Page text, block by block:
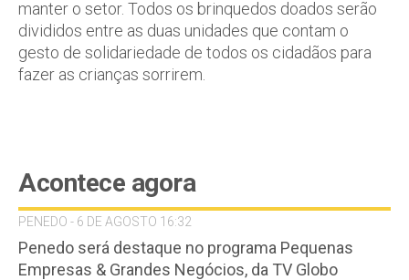
manter o setor. Todos os brinquedos doados serão
divididos entre as duas unidades que contam o
gesto de solidariedade de todos os cidadãos para
fazer as crianças sorrirem.
Acontece agora
PENEDO - 6 DE AGOSTO 16:32
Penedo será destaque no programa Pequenas
Empresas & Grandes Negócios, da TV Globo